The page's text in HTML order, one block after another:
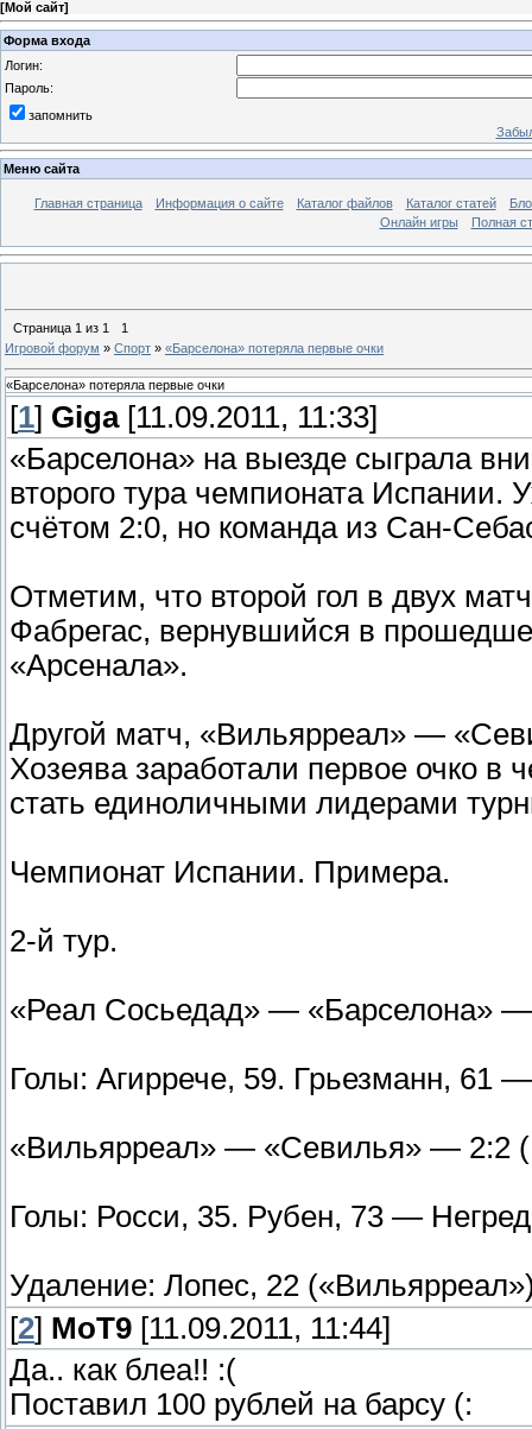
[Мой сайт]
Форма входа
Логин:
Пароль:
запомнить
Меню сайта
Главная страница Информация о сайте Каталог файлов Каталог статей
Онлайн игры
Полная
Страница 1 из 1
1
Игровой форум » Спорт » «Барселона» потеряла первые очки
«Барселона» потеряла первые очки
[1] Giga[11.09.2011, 11:33]
«Барселона» на выезде сыграла
второго тура чемпионата Испании.
счётом 2:0, но команда из Сан-
Отметим, что второй гол в двух
Фабрегас, вернувшийся в
«Арсенала».
Другой матч, «Вильярреал» —
Хозеява заработали первое очко в
стать единоличными лидерами
Чемпионат Испании. Примера.
2-й тур.
«Реал Сосьедад» — «Барселона»
Голы: Агиррече, 59. Грьезманн, 61
«Вильярреал» — «Севилья» — 2:2
Голы: Росси, 35. Рубен, 73 —
Удаление: Лопес, 22
[2] MoT9 [11.09.2011, 11:44]
Да.. как блеа!! :(
Поставил 100 рублей на барсу (: